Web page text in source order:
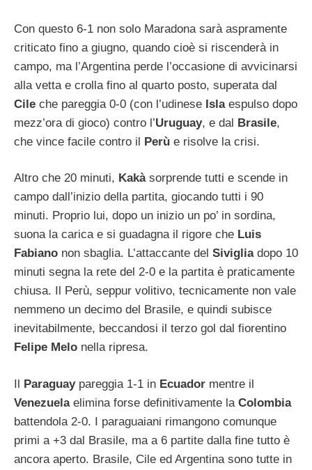
Con questo 6-1 non solo Maradona sarà aspramente
criticato fino a giugno, quando cioè si riscenderà in
campo, ma l’Argentina perde l’occasione di avvicinarsi
alla vetta e crolla fino al quarto posto, superata dal
Cile che pareggia 0-0 (con l’udinese Isla espulso dopo
mezz’ora di gioco) contro l’Uruguay, e dal Brasile,
che vince facile contro il Perù e risolve la crisi.
Altro che 20 minuti, Kakà sorprende tutti e scende in
campo dall’inizio della partita, giocando tutti i 90
minuti. Proprio lui, dopo un inizio un po’ in sordina,
suona la carica e si guadagna il rigore che Luis
Fabiano non sbaglia. L’attaccante del Siviglia dopo 10
minuti segna la rete del 2-0 e la partita è praticamente
chiusa. Il Perù, seppur volitivo, tecnicamente non vale
nemmeno un decimo del Brasile, e quindi subisce
inevitabilmente, beccandosi il terzo gol dal fiorentino
Felipe Melo nella ripresa.
Il Paraguay pareggia 1-1 in Ecuador mentre il
Venezuela elimina forse definitivamente la Colombia
battendola 2-0. I paraguaiani rimangono comunque
primi a +3 dal Brasile, ma a 6 partite dalla fine tutto è
ancora aperto. Brasile, Cile ed Argentina sono tutte in